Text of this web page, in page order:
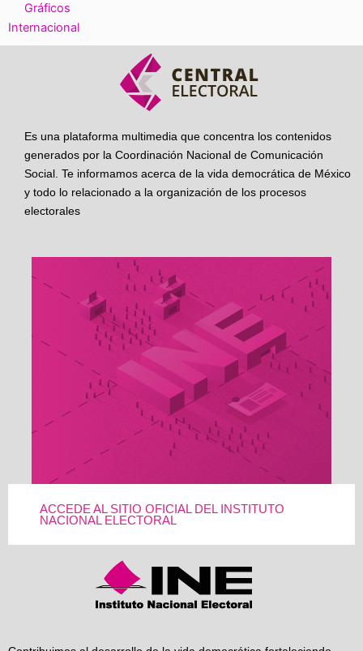
Gráficos
Internacional
Es una plataforma multimedia que concentra los contenidos
generados por la Coordinación Nacional de Comunicación
Social. Te informamos acerca de la vida democrática de México
y todo lo relacionado a la organización de los procesos
electorales
ACCEDE AL SITIO OFICIAL DEL INSTITUTO
NACIONAL ELECTORAL